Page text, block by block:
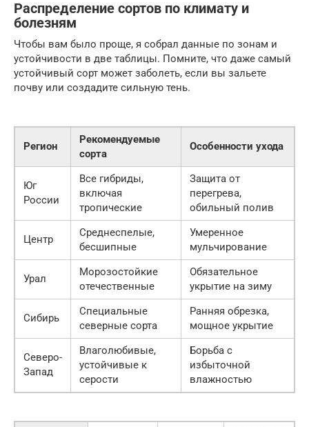
Распределение сортов по климату и
болезням
Чтобы вам было проще, я собрал данные по зонам и
устойчивости в две таблицы. Помните, что даже самый
устойчивый сорт может заболеть, если вы зальете
почву или создадите сильную тень.
Регион
Рекомендуемые
сорта
Особенности ухода
Юг
России
Все гибриды,
включая
тропические
Защита от
перегрева,
обильный полив
Центр
Среднеспелые,
бесшипные
Умеренное
мульчирование
Урал
Морозостойкие
отечественные
Обязательное
укрытие на зиму
Сибирь
Специальные
северные сорта
Ранняя обрезка,
мощное укрытие
Северо-
Запад
Влаголюбивые,
устойчивые к
серости
Борьба с
избыточной
влажностью